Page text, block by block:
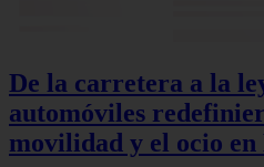
De la carretera a la
automóviles
movilidad y el ocio en